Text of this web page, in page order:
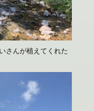
さんが植えてくれた